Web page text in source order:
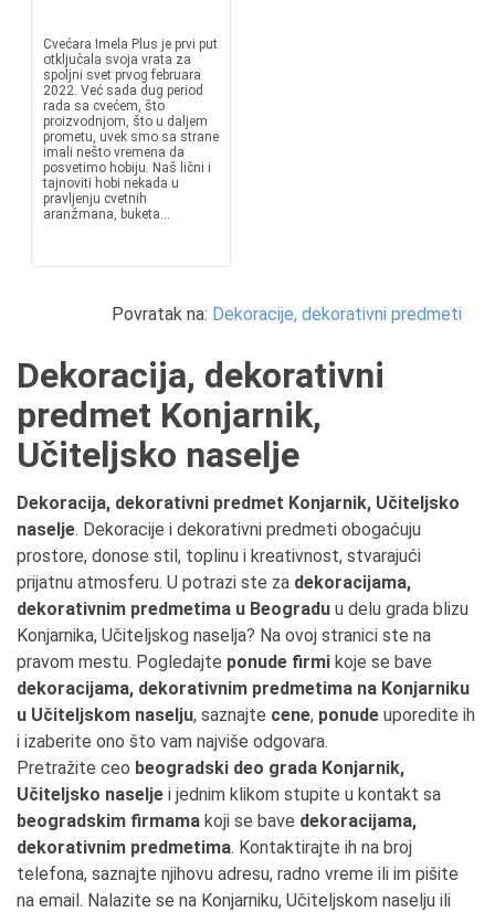
Cvećara Imela Plus je prvi put
otključala svoja vrata za
spoljni svet prvog februara
2022. Već sada dug period
rada sa cvećem, što
proizvodnjom, što u daljem
prometu, uvek smo sa strane
imali nešto vremena da
posvetimo hobiju. Naš lični i
tajnoviti hobi nekada u
pravljenju cvetnih
aranžmana, buketa...
Povratak na: Dekoracije, dekorativni predmeti
Dekoracija, dekorativni
predmet Konjarnik,
Učiteljsko naselje
Dekoracija, dekorativni predmet Konjarnik, Učiteljsko
naselje. Dekoracije i dekorativni predmeti obogaćuju
prostore, donose stil, toplinu i kreativnost, stvarajući
prijatnu atmosferu. U potrazi ste za dekoracijama,
dekorativnim predmetima u Beogradu u delu grada blizu
Konjarnika, Učiteljskog naselja? Na ovoj stranici ste na
pravom mestu. Pogledajte ponude firmi koje se bave
dekoracijama, dekorativnim predmetima na Konjarniku
u Učiteljskom naselju, saznajte cene, ponude uporedite ih
i izaberite ono što vam najviše odgovara.
Pretražite ceo beogradski deo grada Konjarnik,
Učiteljsko naselje i jednim klikom stupite u kontakt sa
beogradskim firmama koji se bave dekoracijama,
dekorativnim predmetima. Kontaktirajte ih na broj
telefona, saznajte njihovu adresu, radno vreme ili im pišite
na email. Nalazite se na Konjarniku, Učiteljskom naselju ili